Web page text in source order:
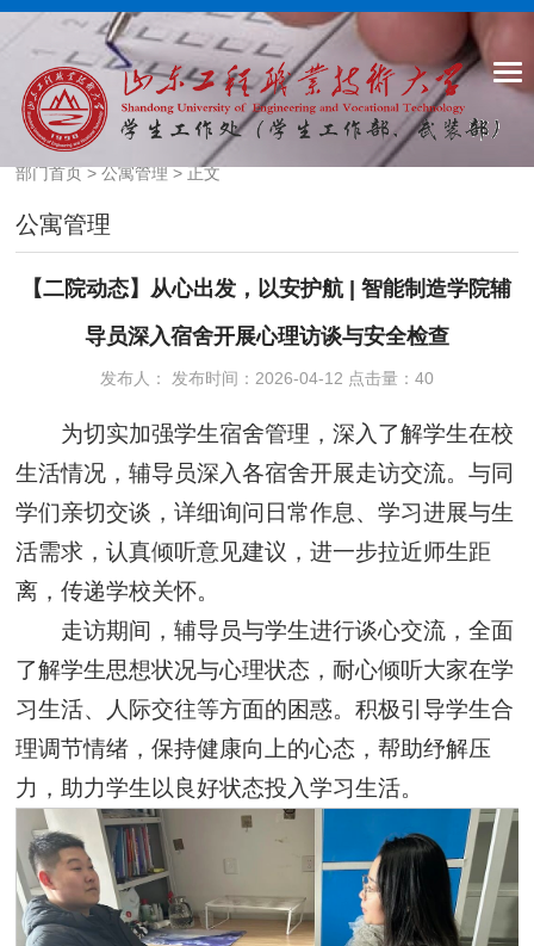
部门首页>公寓管理> 正文
公寓管理
【二院动态】从心出发，以安护航 | 智能制造学院辅
导员深入宿舍开展心理访谈与安全检查
发布人： 发布时间：2026-04-12 点击量： 40
为切实加强学生宿舍管理，深入了解学生在校
生活情况，辅导员深入各宿舍开展走访交流。与同
学们亲切交谈，详细询问日常作息、学习进展与生
活需求，认真倾听意见建议，进一步拉近师生距
离，传递学校关怀。
走访期间，辅导员与学生进行谈心交流，全面
了解学生思想状况与心理状态，耐心倾听大家在学
习生活、人际交往等方面的困惑。积极引导学生合
理调节情绪，保持健康向上的心态，帮助纾解压
力，助力学生以良好状态投入学习生活。